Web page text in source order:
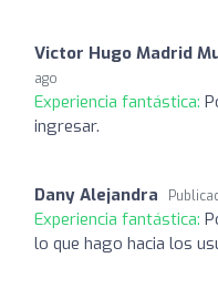
Victor Hugo Madrid
ago
Experiencia fantástica:
ingresar.
Dany Alejandra
Experiencia fantástica:
lo que hago hacia los